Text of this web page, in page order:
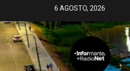
6 AGOSTO, 2026